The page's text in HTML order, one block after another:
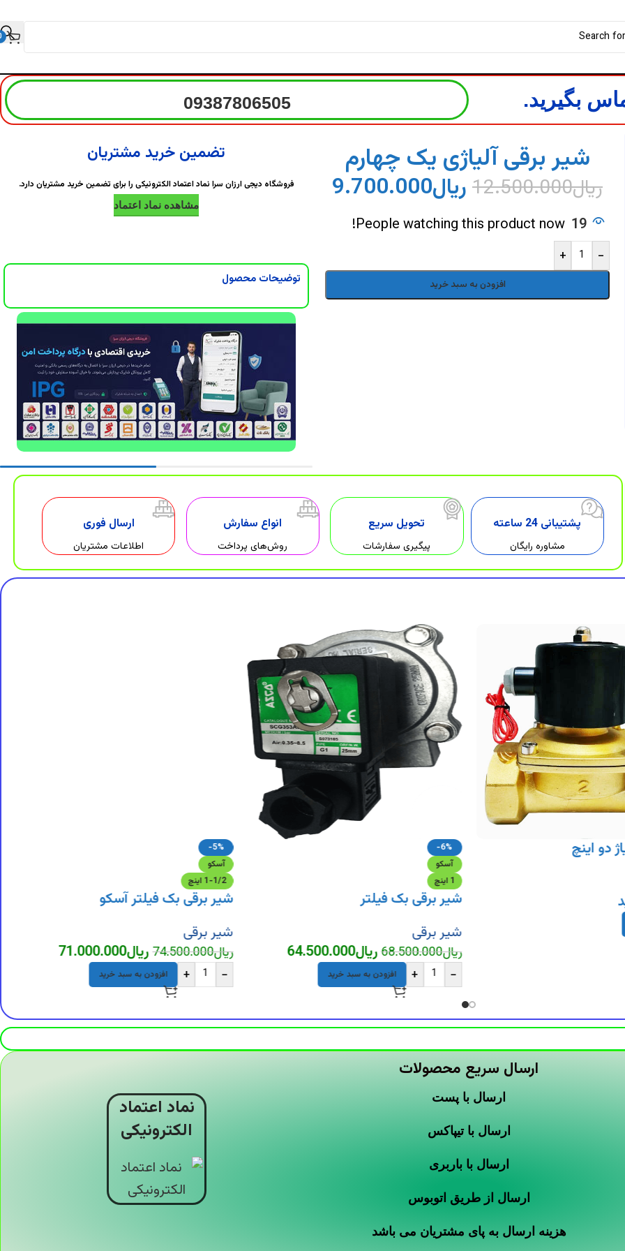
بگیرید. 09387806505
شیر برقی آلیاژی یک چهارم
ریال12.500.000 ریال9.700.000
19
People watching this product now!
-
+
افزودن به سبد خرید
تضمین خرید مشتریان
فروشگاه دیجی ارزان سرا نماد اعتماد الکترونیکی را برای تضمین خرید مشتریان دارد.
مشاهده نماد اعتماد
توضیحات محصول
پشتیبانی 24 ساعته
مشاوره رایگان
تحویل سریع
پیگیری سفارشات
انواع سفارش
روش‌های پرداخت
ارسال فوری
اطلاعات مشتریان
دو اینچ
-6%
آسکو
1 اینچ
شیر برقی بک فیلتر
شیر برقی
ریال68.500.000ریال64.500.000
-
+ افزودن به سبد خرید
-5%
آسکو
1-1/2 اینچ
شیر برقی بک فیلتر آسکو
شیر برقی
ریال74.500.000ریال71.000.000
-
+ افزودن به سبد خرید
ارسال سریع محصولات
ارسال با پست
ارسال با تیپاکس
ارسال با باربری
ارسال از طریق اتوبوس
هزینه ارسال به پای مشتریان می باشد
نماد اعتماد
الکترونیکی